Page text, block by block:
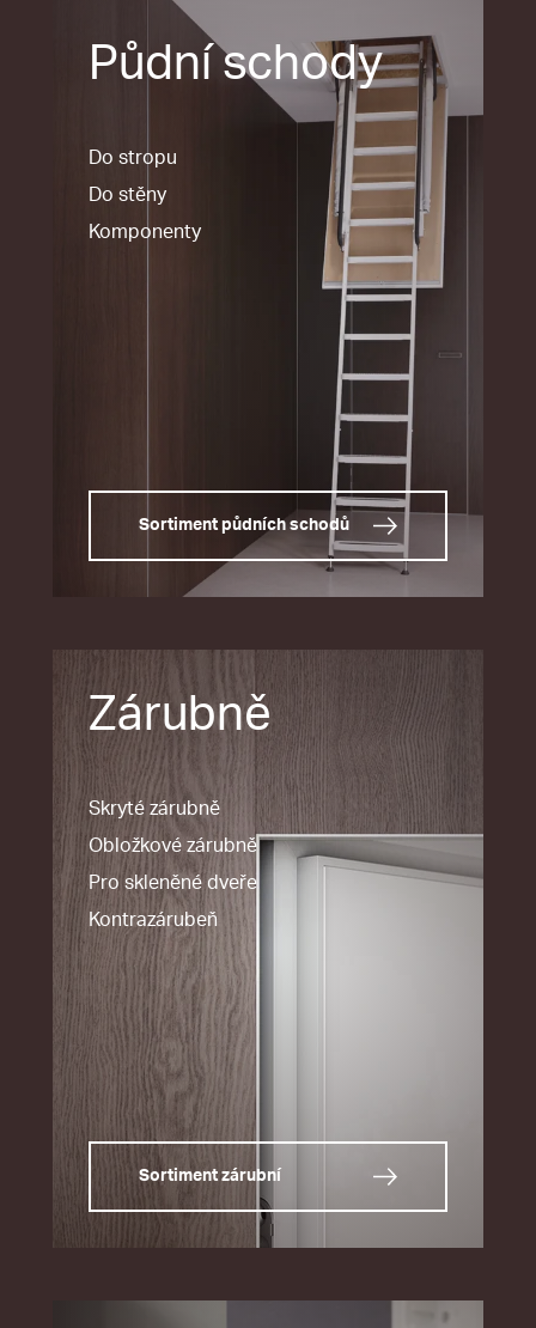
Půdní schody
Do stropu
Do stěny
Komponenty
Sortiment půdních schodů
Zárubně
Skryté zárubně
Obložkové zárubně
Pro skleněné dveře
Kontrazárubeň
Sortiment zárubní